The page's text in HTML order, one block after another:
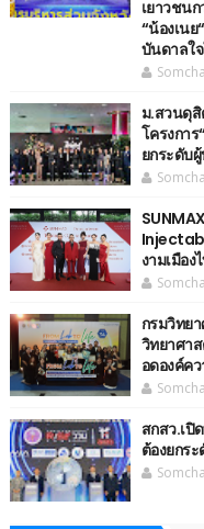
เยาวชน
“น้องเน
บันดาลใ
ม.สวนดุสิ
โครงการ
ยกระดับ
งามเมือง
กรมวิทย
วิทยาศา
อดองค์ค
สกสว.เปิ
ต้องยกร